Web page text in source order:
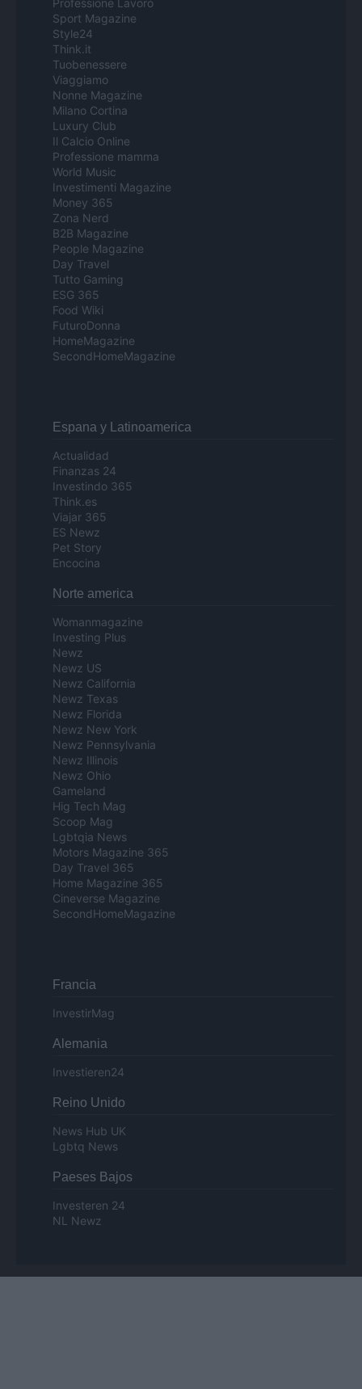
Professione Lavoro
Sport Magazine
Style24
Think.it
Tuobenessere
Viaggiamo
Nonne Magazine
Milano Cortina
Luxury Club
Il Calcio Online
Professione mamma
World Music
Investimenti Magazine
Money 365
Zona Nerd
B2B Magazine
People Magazine
Day Travel
Tutto Gaming
ESG 365
Food Wiki
FuturoDonna
HomeMagazine
SecondHomeMagazine
Espana y Latinoamerica
Actualidad
Finanzas 24
Investindo 365
Think.es
Viajar 365
ES Newz
Pet Story
Encocina
Norte america
Womanmagazine
Investing Plus
Newz
Newz US
Newz California
Newz Texas
Newz Florida
Newz New York
Newz Pennsylvania
Newz Illinois
Newz Ohio
Gameland
Hig Tech Mag
Scoop Mag
Lgbtqia News
Motors Magazine 365
Day Travel 365
Home Magazine 365
Cineverse Magazine
SecondHomeMagazine
Francia
InvestirMag
Alemania
Investieren24
Reino Unido
News Hub UK
Lgbtq News
Paeses Bajos
Investeren 24
NL Newz